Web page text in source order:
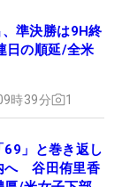
準決勝は9H終
の順延/全米
時39分 1
69」と巻き返し
へ 谷田侑里香